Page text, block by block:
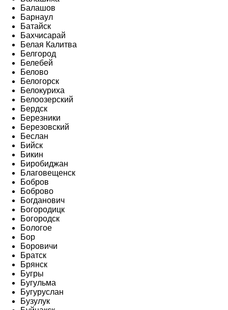
Балашов
Барнаул
Батайск
Бахчисарай
Белая Калитва
Белгород
Белебей
Белово
Белогорск
Белокуриха
Белоозерский
Бердск
Березники
Березовский
Беслан
Бийск
Бикин
Биробиджан
Благовещенск
Бобров
Боброво
Богданович
Богородицк
Богородск
Бологое
Бор
Боровичи
Братск
Брянск
Бугры
Бугульма
Бугуруслан
Бузулук